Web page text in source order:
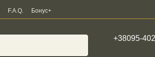
F.A.Q. Бонус+
+38095-